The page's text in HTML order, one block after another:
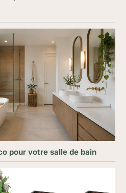
pour votre salle de bain